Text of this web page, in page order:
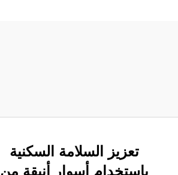
تعزيز السلامة السكنية
باستخدام أسوار أنيقة من